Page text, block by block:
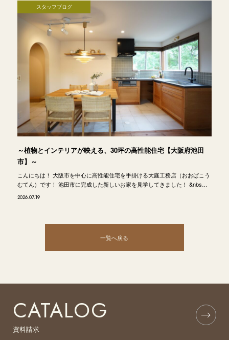
スタッフブログ
～植物とインテリアが映える、30坪の高性能住宅【大阪府池田
市】～
こんにちは！ 大阪市を中心に高性能住宅を手掛ける大庭工務店（おおばこう
むてん）です！ 池田市に完成した新しいお家を見学してきました！ &nbs…
2026.07.19
一覧へ戻る
CATALOG
資料請求